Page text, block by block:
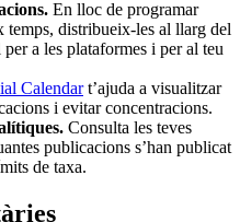
En lloc de programar
temps, distribueix-les al llarg del
a les plataformes i per al teu
Calendart’ajuda a visualitzar
i evitar concentracions.
Consulta les teves
publicacions s’han publicat
de taxa.